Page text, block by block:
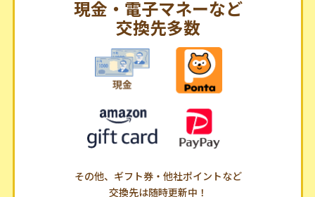
現金・電子マネーなど
交換先多数